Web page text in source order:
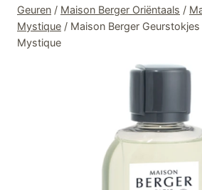
Geuren / Maison Berger Oriëntaals /
Mystique / Maison Berger
Mystique